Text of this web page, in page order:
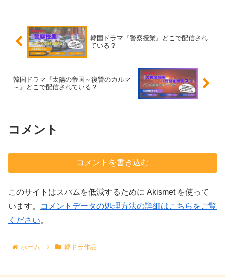
韓国ドラマ『警察授業』どこで配信され
ている？
韓国ドラマ『太陽の帝国～復讐のカルマ
～』どこで配信されている？
コメント
コメントを書き込む
このサイトはスパムを低減するために Akismet を使って
います。
コメントデータの処理方法の詳細はこちらをご覧
ください。
ホーム 韓ドラ作品